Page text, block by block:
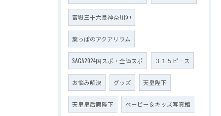
富嶽三十六景神奈川沖
葉っぱのアクアリウム
SAGA2024国スポ・全障スポ ３１５ピース
お悩み解決 グッズ 天皇陛下
天皇皇后両陛下 ベービー＆キッズ写真館